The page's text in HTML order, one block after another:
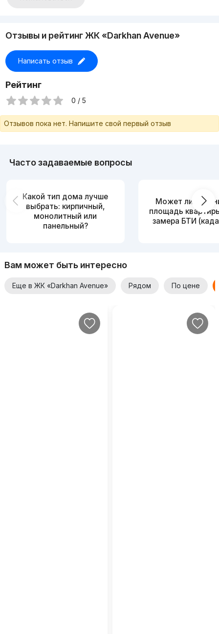
Отзывы и рейтинг ЖК «Darkhan Avenue»
Написать отзыв
Рейтинг
0 / 5
Отзывов пока нет. Напишите свой первый отзыв
Часто задаваемые вопросы
Какой тип дома лучше
выбрать: кирпичный,
монолитный или
панельный?
Может ли
площадь
замера БТИ
Вам может быть интересно
Еще в ЖК «Darkhan Avenue» Рядом По цене